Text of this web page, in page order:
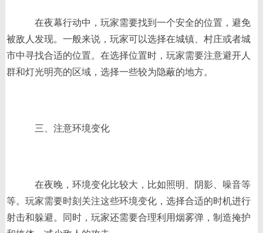
在夜幕行动中，玩家需要找到一个安全的位置，避免
被敌人发现。一般来说，玩家可以选择在城镇、村庄或者城
市中寻找合适的位置。在选择位置时，玩家需要注意避开人
群和灯光明亮的区域，选择一些较为隐蔽的地方。
三、注意环境变化
在夜晚，环境变化比较大，比如照明、阴影、噪音等
等。玩家需要时刻关注这些环境变化，选择合适的时机进行
射击和躲避。同时，玩家还需要合理利用烟雾弹，制造掩护